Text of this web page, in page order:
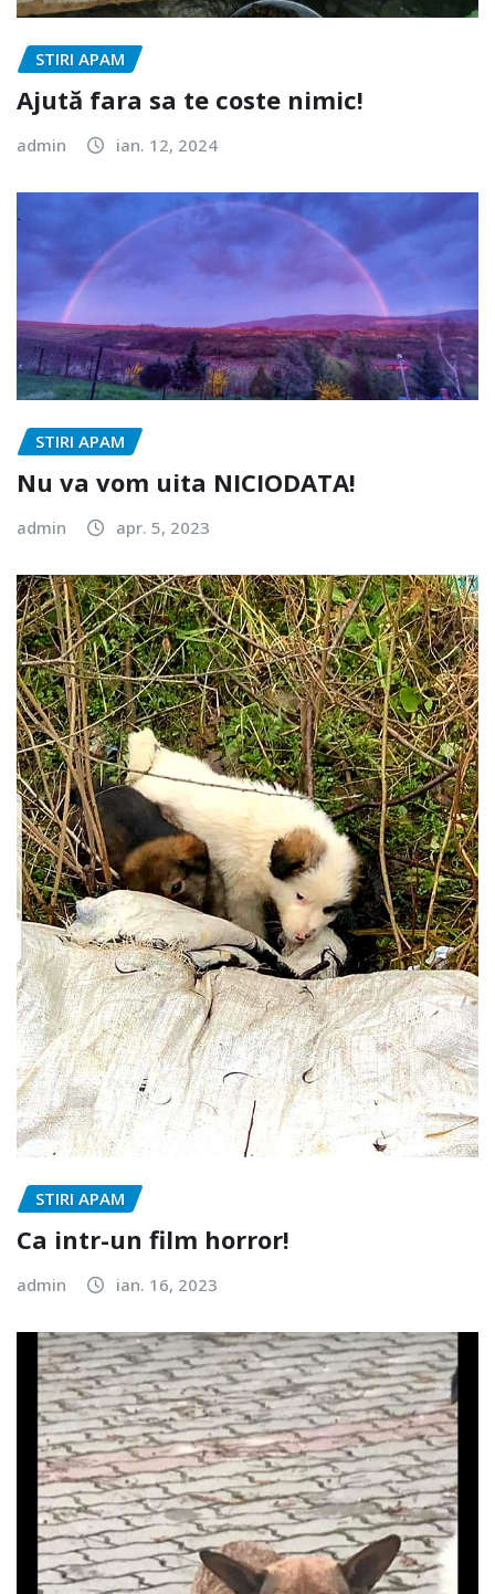
STIRI APAM
Ajută fara sa te coste nimic!
admin ian. 12, 2024
STIRI APAM
Nu va vom uita NICIODATA!
admin apr. 5, 2023
STIRI APAM
Ca intr-un film horror!
admin ian. 16, 2023